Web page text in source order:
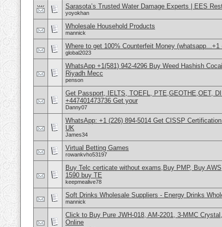
Sarasota’s Trusted Water Damage Experts | EES
yoyokhan
Wholesale Household Products
mannick
Where to get 100% Counterfeit Money (whatsapp...+1
global2023
WhatsApp +1(581) 942-4296 Buy Weed Hashish
Riyadh Mecc
penson
Get Passport, IELTS, TOEFL, PTE,GEOTHE,OET,
+447401473736 Get your
Danny07
WhatsApp: +1 (226) 894-5014​ Get CISSP
UK
James34
Virtual Betting Games
rowankvho53197
Buy Telc certicate without exams,Buy PMP, Buy
1590 buy TE
keepmealive78
Soft Drinks Wholesale Suppliers - Energy Drinks
mannick
Click to Buy Pure JWH-018, AM-2201, 3-MMC
Online